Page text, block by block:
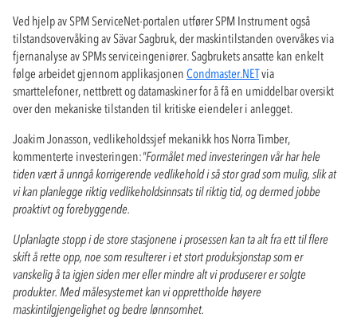
Ved hjelp av SPM ServiceNet-portalen utfører SPM Instrument også
tilstandsovervåking av Sävar Sagbruk, der maskintilstanden overvåkes via
fjernanalyse av SPMs serviceingeniører. Sagbrukets ansatte kan enkelt
følge arbeidet gjennom applikasjonen Condmaster.NETvia
smarttelefoner, nettbrett og datamaskiner for å få en umiddelbar oversikt
over den mekaniske tilstanden til kritiske eiendeler i anlegget.
Joakim Jonasson, vedlikeholdssjef mekanikk hos Norra Timber,
kommenterte investeringen:"Formålet med investeringen vår har hele
tiden vært å unngå korrigerende vedlikehold i så stor grad som mulig, slik at
vi kan planlegge riktig vedlikeholdsinnsats til riktig tid, og dermed jobbe
proaktivt og forebyggende.
Uplanlagte stopp i de store stasjonene i prosessen kan ta alt fra ett til flere
skift å rette opp, noe som resulterer i et stort produksjonstap som er
vanskelig å ta igjen siden mer eller mindre alt vi produserer er solgte
produkter. Med målesystemet kan vi opprettholde høyere
maskintilgjengelighet og bedre lønnsomhet.